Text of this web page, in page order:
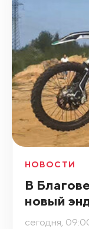
НОВОСТИ
В
новый
сегодня,